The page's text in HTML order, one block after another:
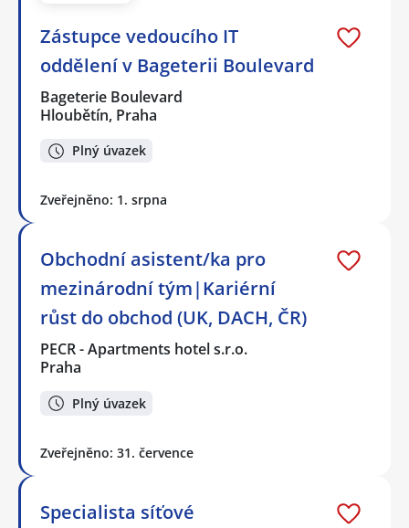
Zástupce vedoucího IT
oddělení v Bageterii Boulevard
Bageterie Boulevard
Hloubětín, Praha
Plný úvazek
Zveřejněno: 1. srpna
Obchodní asistent/ka pro
mezinárodní tým|Kariérní
růst do obchod (UK, DACH, ČR)
PECR - Apartments hotel s.r.o.
Praha
Plný úvazek
Zveřejněno: 31. července
Specialista síťové